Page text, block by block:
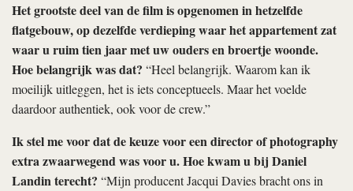
Het grootste deel van de film is opgenomen in hetzelfde
flatgebouw, op dezelfde verdieping waar het appartement zat
waar u ruim tien jaar met uw ouders en broertje woonde.
Hoe belangrijk was dat? “Heel belangrijk. Waarom kan ik
moeilijk uitleggen, het is iets conceptueels. Maar het voelde
daardoor authentiek, ook voor de crew.”
Ik stel me voor dat de keuze voor een director of photography
extra zwaarwegend was voor u. Hoe kwam u bij Daniel
Landin terecht? “Mijn producent Jacqui Davies bracht ons in